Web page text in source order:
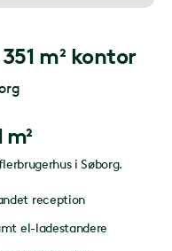
m² kontor
i Søborg.
reception
el-ladestandere